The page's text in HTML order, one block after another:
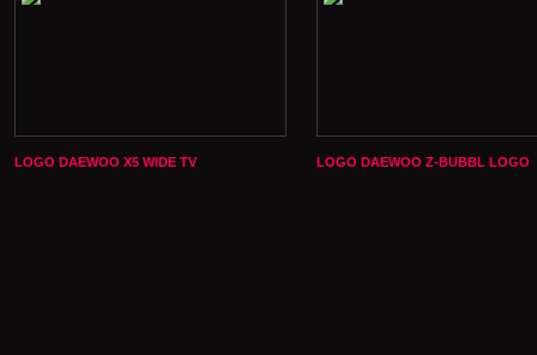
LOGO DAEWOO X5 WIDE TV LOGO DAEWOO Z-BUBBL LOGO